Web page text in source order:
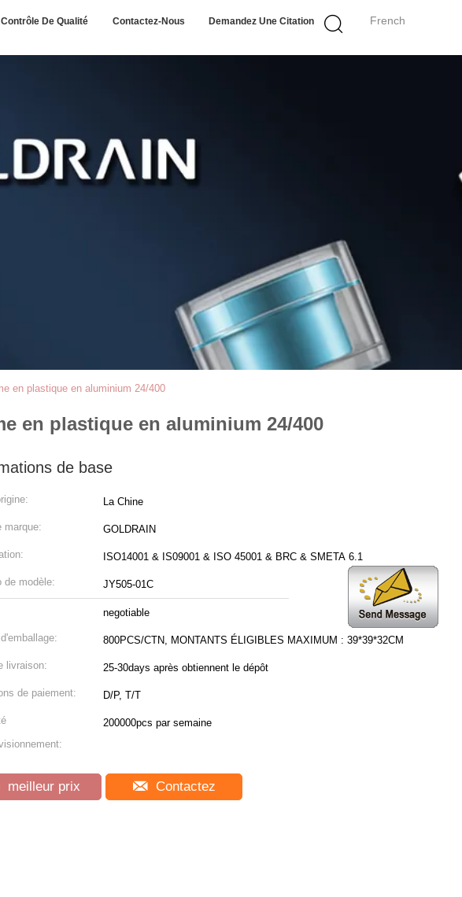
French
Contrôle De Qualité Contactez-Nous Demandez Une Citation
en plastique en aluminium 24/400
en plastique en aluminium 24/400
de base
La Chine
marque: GOLDRAIN
ISO14001 & IS09001 & ISO 45001 & BRC & SMETA 6.1
de modèle: JY505-01C
negotiable
800PCS/CTN, MONTANTS ÉLIGIBLES MAXIMUM : 39*39*32CM
livraison: 25-30days après obtiennent le dépôt
de paiement: D/P, T/T
200000pcs par semaine
meilleur prix Contactez